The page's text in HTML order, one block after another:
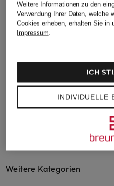
7 for all mankind
Straight Jeans CALIE
STRAIGHT
Straight
289,99
Weitere Kategorien
Weitere Informationen zu den
Verwendung Ihrer Daten, welche
Cookies erheben, erhalten Sie in
Impressum.
INDIVIDUELLE
ICH